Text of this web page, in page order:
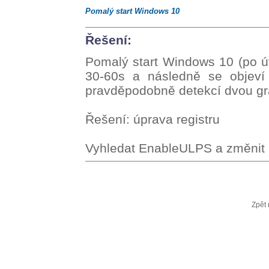
Pomalý start Windows 10
Řešení:
Pomalý start Windows 10 (po
30-60s a následně se
pravděpodobně detekcí dvou
Řešení: úprava registru
Vyhledat EnableULPS a
Zpět